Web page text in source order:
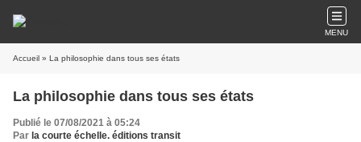
MENU
Accueil » La philosophie dans tous ses états
La philosophie dans tous ses états
Publié le 07/08/2021 à 05:24
Par la courte échelle. éditions transit